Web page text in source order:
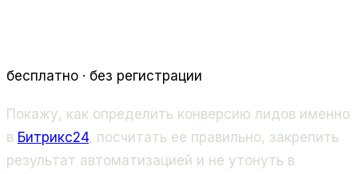
бесплатно · без регистрации
Покажу, как определить конверсию лидов именно
в Битрикс24, посчитать ее правильно, закрепить
результат автоматизацией и не утонуть в